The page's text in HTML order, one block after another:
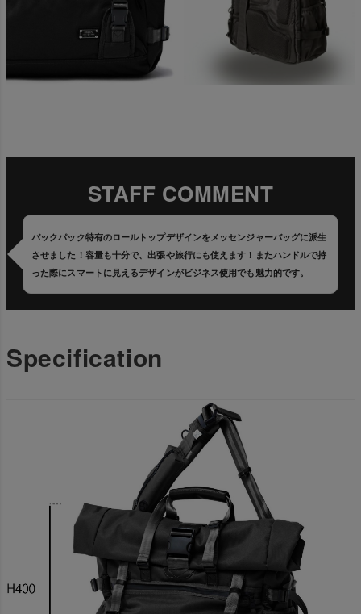
STAFF COMMENT
バックパック特有のロールトップデザインをメッセンジャーバッグに派生
させました！容量も十分で、出張や旅行にも使えます！またハンドルで持
った際にスマートに見えるデザインがビジネス使用でも魅力的です。
Specification